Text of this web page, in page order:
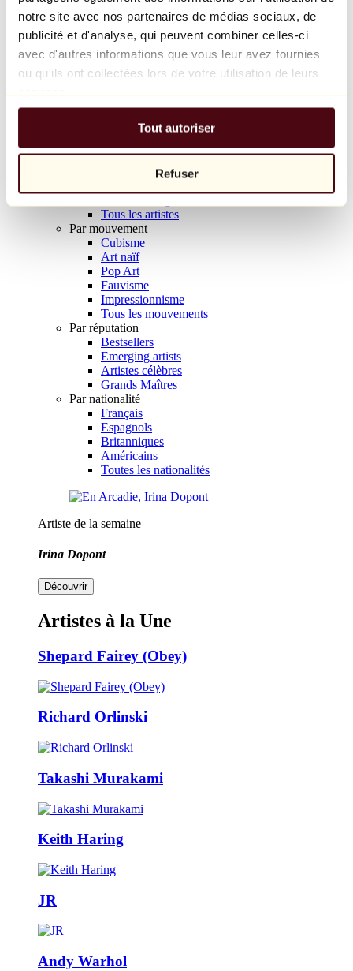
notre site avec nos partenaires de médias sociaux, de
publicité et d'analyse, qui peuvent combiner celles-ci
avec d'autres informations que vous leur avez fournies
ou qu'ils ont collectées lors de votre utilisation de leurs
Tout autoriser
Refuser
Balloon Dog (Orange)
Jeff Koons
10 000 €
Parcourir
Tous les sculpteurs
Tous les photographes
Tous les artistes
Par mouvement
Cubisme
Art naïf
Pop Art
Fauvisme
Impressionnisme
Tous les mouvements
Par réputation
Bestsellers
Emerging artists
Artistes célèbres
Grands Maîtres
Par nationalité
Français
Espagnols
Britanniques
Américains
Toutes les nationalités
Artiste de la semaine
Irina Dopont
Découvrir
Artistes à la Une
Shepard Fairey (Obey)
Richard Orlinski
Takashi Murakami
Keith Haring
JR
Andy Warhol